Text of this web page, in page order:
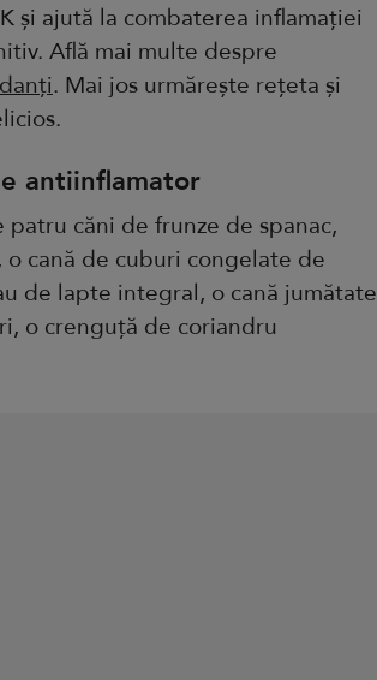
și ajută la combaterea inflamației
Află mai multe despre
. Mai jos urmărește rețeta și
antiinflamator
căni de frunze de spanac,
cană de cuburi congelate de
de lapte integral, o cană jumătate
o crenguță de coriandru